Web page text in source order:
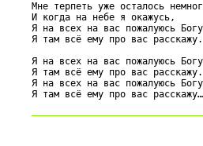
Мне терпеть уже осталось
И когда на небе я окажусь,
Я на всех на вас пожалуюсь
Я там всё ему про вас расскажу.
Я на всех на вас пожалуюсь
Я там всё ему про вас расскажу.
Я на всех на вас пожалуюсь